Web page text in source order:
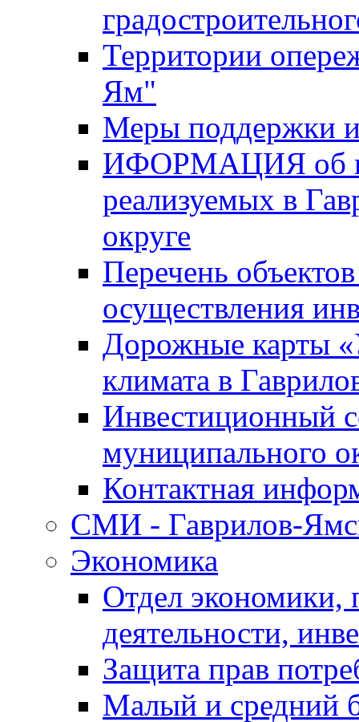
Территории
Ям"
Меры поддержки
ИФОРМАЦИЯ об
реализуемых в
округе
Перечень
осуществления
Дорожные карты
климата в
Инвестиционный
муниципального
Контактная
СМИ - Гаврилов-
Экономика
Отдел экономики,
деятельности,
Защита прав
Малый и средний